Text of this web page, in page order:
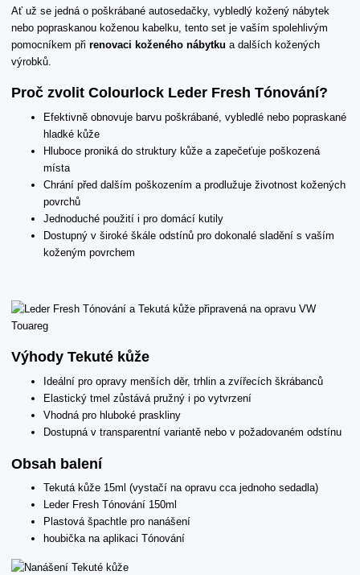
Ať už se jedná o poškrábané autosedačky, vybledlý kožený nábytek
nebo popraskanou koženou kabelku, tento set je vaším spolehlivým
pomocníkem při renovaci koženého nábytku a dalších kožených
výrobků.
Proč zvolit Colourlock Leder Fresh Tónování?
Efektivně obnovuje barvu poškrábané, vybledlé nebo popraskané
hladké kůže
Hluboce proniká do struktury kůže a zapečeťuje poškozená
místa
Chrání před dalším poškozením a prodlužuje životnost kožených
povrchů
Jednoduché použití i pro domácí kutily
Dostupný v široké škále odstínů pro dokonalé sladění s vaším
koženým povrchem
Výhody Tekuté kůže
Ideální pro opravy menších děr, trhlin a zvířecích škrábanců
Elastický tmel zůstává pružný i po vytvrzení
Vhodná pro hluboké praskliny
Dostupná v transparentní variantě nebo v požadovaném odstínu
Obsah balení
Tekutá kůže 15ml (vystačí na opravu cca jednoho sedadla)
Leder Fresh Tónování 150ml
Plastová špachtle pro nanášení
houbička na aplikaci Tónování